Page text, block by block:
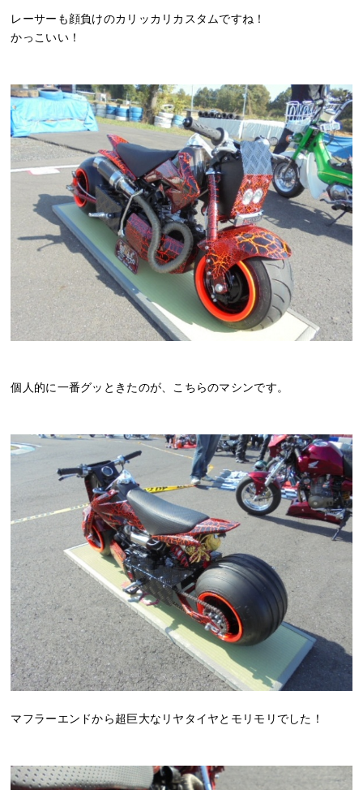
レーサーも顔負けのカリッカリカスタムですね！
かっこいい！
個人的に一番グッときたのが、こちらのマシンです。
マフラーエンドから超巨大なリヤタイヤとモリモリでした！